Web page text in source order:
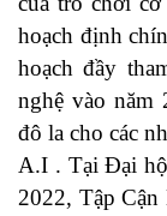
hoạch định
hoạch đầy
nghệ vào năm
đô la cho các
A.I . Tại Đại
2022, Tập Cận